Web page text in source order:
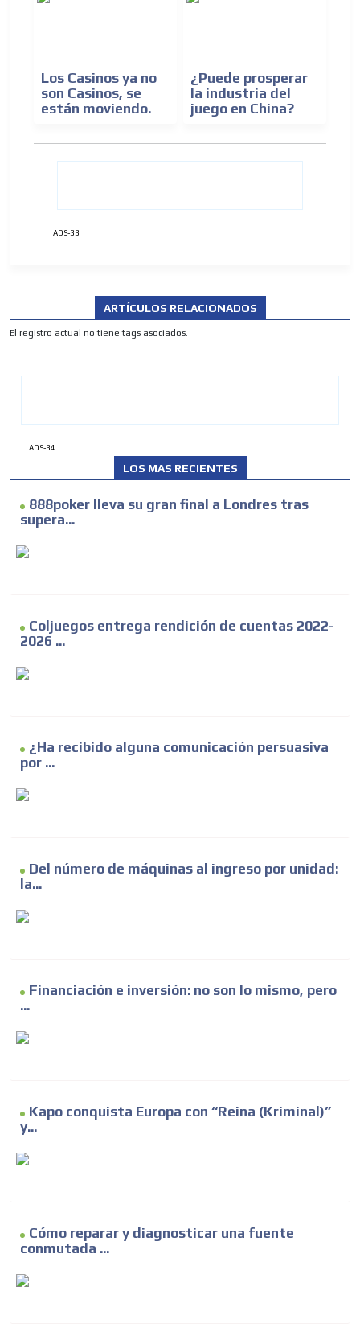
Los Casinos ya no
son Casinos, se
están moviendo.
¿Puede prosperar
la industria del
juego en China?
ADS-33
ARTÍCULOS RELACIONADOS
El registro actual no tiene tags asociados.
ADS-34
LOS MAS RECIENTES
888poker lleva su gran final a Londres tras
supera...
Coljuegos entrega rendición de cuentas 2022-
2026 ...
¿Ha recibido alguna comunicación persuasiva
por ...
Del número de máquinas al ingreso por unidad:
la...
Financiación e inversión: no son lo mismo, pero
...
Kapo conquista Europa con “Reina (Kriminal)”
y...
Cómo reparar y diagnosticar una fuente
conmutada ...
ADVERTISEMENT